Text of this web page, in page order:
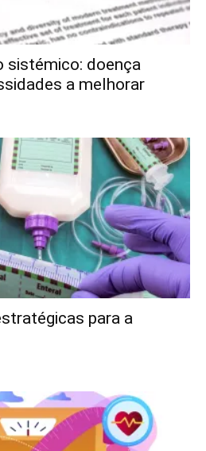
sistémico: doença
a melhorar
para a